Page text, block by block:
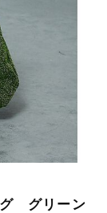
グ グリーン